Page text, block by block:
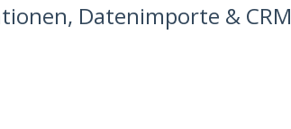
Datenimporte & CRM